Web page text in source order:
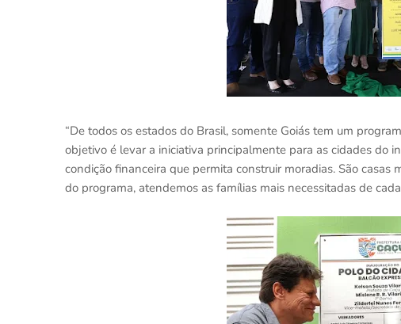
“De todos os estados do Brasil, somente Goiás tem um
objetivo é levar a iniciativa principalmente para as cidades do
condição financeira que permita construir moradias. São
do programa, atendemos as famílias mais necessitadas de